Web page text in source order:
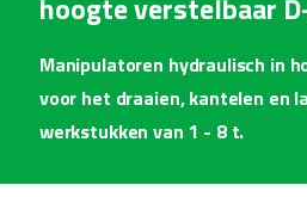
Manipulatoren hydraulisch in
voor het draaien, kantelen en
werkstukken van 1 - 8 t.